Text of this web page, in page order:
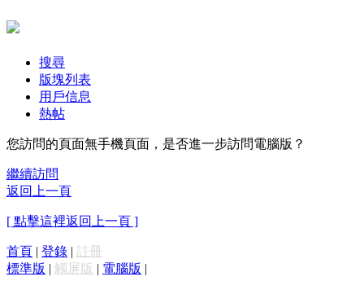
搜尋
版塊列表
用戶信息
熱帖
您訪問的頁面無手機頁面，是否進一步訪問電腦版？
繼續訪問
返回上一頁
[ 點擊這裡返回上一頁 ]
首頁 | 登錄 | 註冊
標準版 | 觸屏版 | 電腦版 |